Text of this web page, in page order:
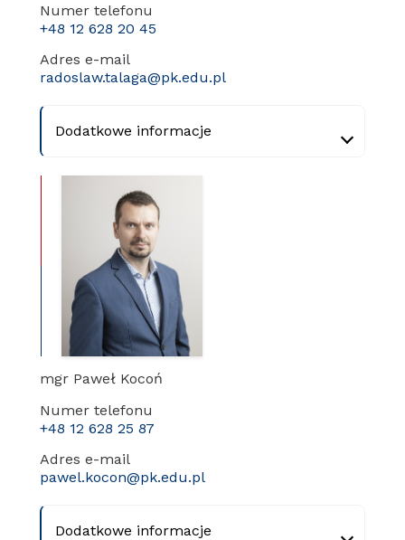
Numer telefonu
+48 12 628 20 45
Adres e-mail
radoslaw.talaga@pk.edu.pl
Dodatkowe informacje
mgr Paweł Kocoń
Numer telefonu
+48 12 628 25 87
Adres e-mail
pawel.kocon@pk.edu.pl
Dodatkowe informacje